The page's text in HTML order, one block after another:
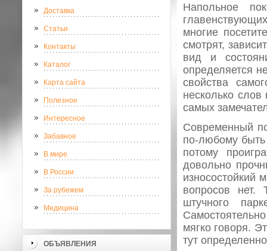
Доставка
Статьи
Контакты
Каталог
Карта сайта
Полезное
Интересное
Забавное
В мире
В России
За рубежем
Медицина
ОБЪЯВЛЕНИЯ
Напольное
многие
смотрят,
вид и
определяется
свойства
несколько
самых
Современный
по-любому
потому
довольно
износостойкий
вопросов нет.
штучного
мягко говоря.
тут